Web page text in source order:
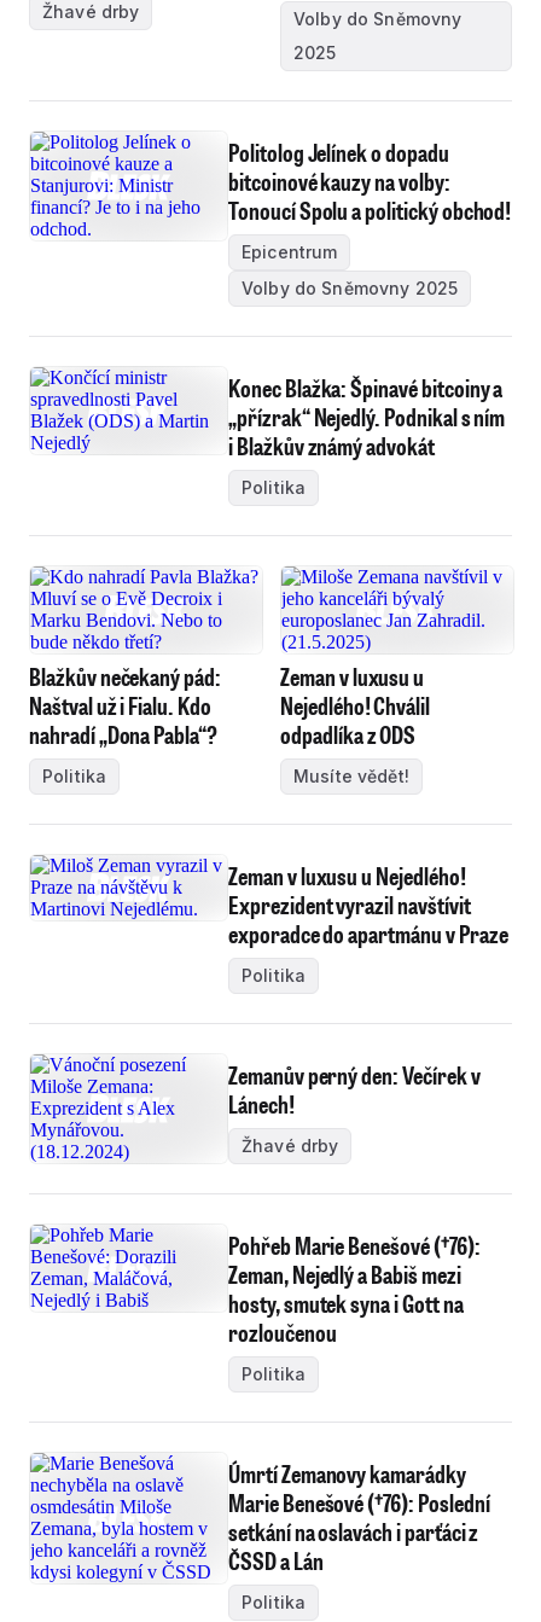
Žhavé drby
Volby do Sněmovny
2025
Politolog Jelínek o dopadu
bitcoinové kauzy na volby:
Tonoucí Spolu a politický obchod!
Epicentrum
Volby do Sněmovny 2025
Konec Blažka: Špinavé bitcoiny a
„přízrak“ Nejedlý. Podnikal s ním
i Blažkův známý advokát
Politika
Blažkův nečekaný pád:
Naštval už i Fialu. Kdo
nahradí „Dona Pabla“?
Politika
Zeman v luxusu u
Nejedlého! Chválil
odpadlíka z ODS
Musíte vědět!
Zeman v luxusu u Nejedlého!
Exprezident vyrazil navštívit
exporadce do apartmánu v Praze
Politika
Zemanův perný den: Večírek v
Lánech!
Žhavé drby
Pohřeb Marie Benešové (†76):
Zeman, Nejedlý a Babiš mezi
hosty, smutek syna i Gott na
rozloučenou
Politika
Úmrtí Zemanovy kamarádky
Marie Benešové (†76): Poslední
setkání na oslavách i parťáci z
ČSSD a Lán
Politika